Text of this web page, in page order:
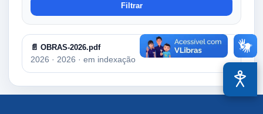
Filtrar
📄 OBRAS-2026.pdf
2026 · 2026 · em indexação